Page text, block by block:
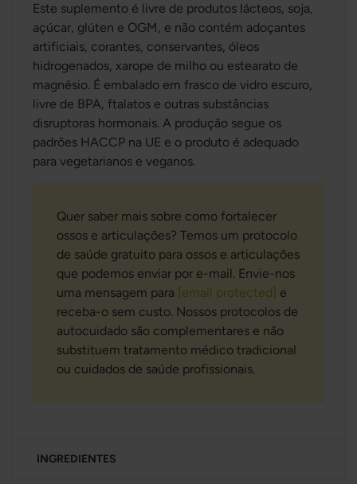
Este suplemento é livre de produtos lácteos, soja,
açúcar, glúten e OGM, e não contém adoçantes
artificiais, corantes, conservantes, óleos
hidrogenados, xarope de milho ou estearato de
magnésio. É embalado em frasco de vidro escuro,
livre de BPA, ftalatos e outras substâncias
disruptoras hormonais. A produção segue os
padrões HACCP na UE e o produto é adequado
para vegetarianos e veganos.
Quer saber mais sobre como fortalecer
ossos e articulações? Temos um protocolo
de saúde gratuito para ossos e articulações
que podemos enviar por e-mail. Envie-nos
uma mensagem para [email protected] e
receba-o sem custo. Nossos protocolos de
autocuidado são complementares e não
substituem tratamento médico tradicional
ou cuidados de saúde profissionais.
INGREDIENTES